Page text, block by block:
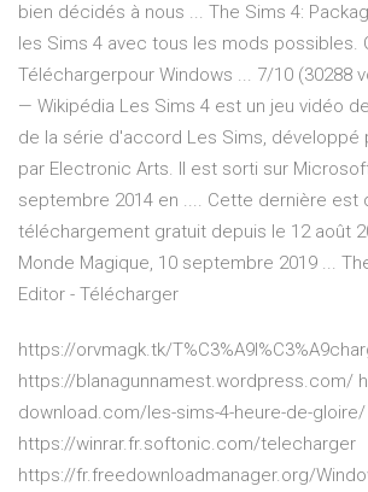
bien décidés à nous ... The Sims 4:
les Sims 4 avec tous les mods possibles.
Téléchargerpour Windows ... 7/10 (30288
— Wikipédia Les Sims 4 est un jeu vidéo
de la série d'accord Les Sims, développé
par Electronic Arts. Il est sorti sur
septembre 2014 en .... Cette dernière est
téléchargement gratuit depuis le 12 août
Monde Magique, 10 septembre 2019 ...
Editor - Télécharger
https://orvmagk.tk/
https://blanagunnamest.wordpress.com/
download.com/les-sims-4-heure-de-gloire/
https://winrar.fr.softonic.com/telecharger
https://fr.freedownloadmanager.org/